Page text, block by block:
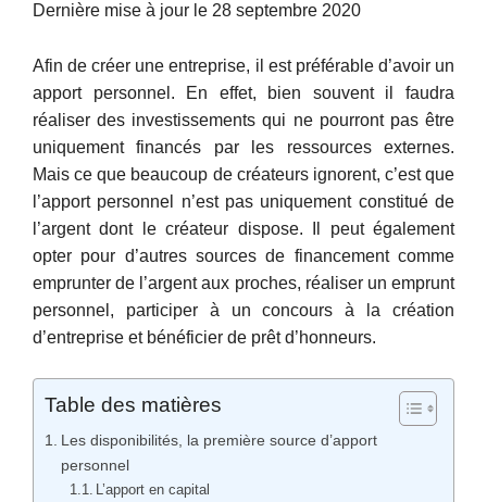
Dernière mise à jour le 28 septembre 2020
Afin de créer une entreprise, il est préférable d’avoir un
apport personnel. En effet, bien souvent il faudra
réaliser des investissements qui ne pourront pas être
uniquement financés par les ressources externes.
Mais ce que beaucoup de créateurs ignorent, c’est que
l’apport personnel n’est pas uniquement constitué de
l’argent dont le créateur dispose. Il peut également
opter pour d’autres sources de financement comme
emprunter de l’argent aux proches, réaliser un emprunt
personnel, participer à un concours à la création
d’entreprise et bénéficier de prêt d’honneurs.
Table des matières
Les disponibilités, la première source d’apport
personnel
L’apport en capital